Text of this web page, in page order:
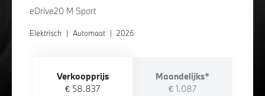
eDrive20 M Sport
Elektrisch | Automaat | 2026
Verkoopprijs
€ 58.837
Maandelijks*
€ 1.087